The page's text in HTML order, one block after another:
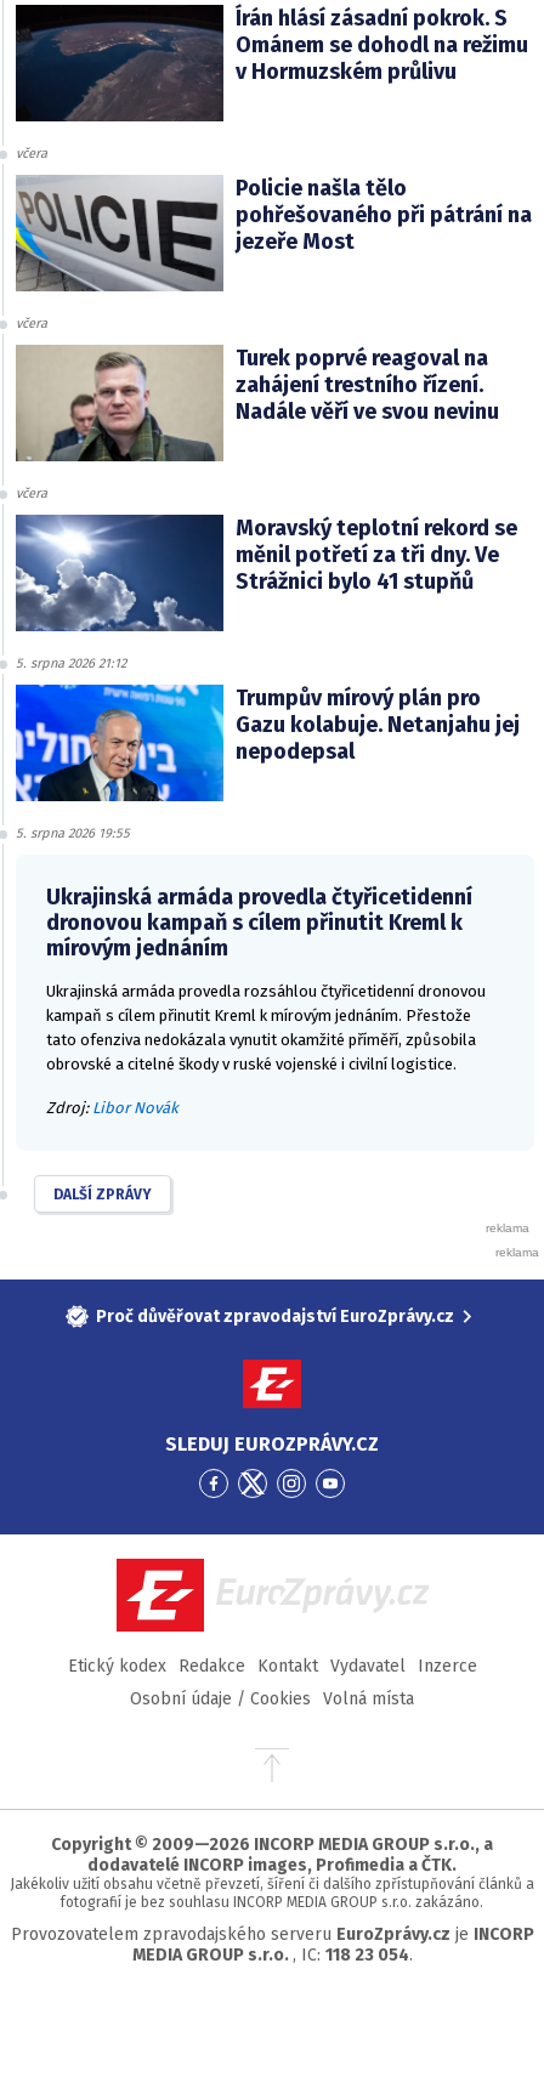
Írán hlásí zásadní pokrok. S
Ománem se dohodl na režimu
v Hormuzském průlivu
včera
Policie našla tělo
pohřešovaného při pátrání na
jezeře Most
včera
Turek poprvé reagoval na
zahájení trestního řízení.
Nadále věří ve svou nevinu
včera
Moravský teplotní rekord se
měnil potřetí za tři dny. Ve
Strážnici bylo 41 stupňů
5. srpna 2026 21:12
Trumpův mírový plán pro
Gazu kolabuje. Netanjahu jej
nepodepsal
5. srpna 2026 19:55
Ukrajinská armáda provedla čtyřicetidenní
dronovou kampaň s cílem přinutit Kreml k
mírovým jednáním
Ukrajinská armáda provedla rozsáhlou čtyřicetidenní dronovou
kampaň s cílem přinutit Kreml k mírovým jednáním. Přestože
tato ofenziva nedokázala vynutit okamžité příměří, způsobila
obrovské a citelné škody v ruské vojenské i civilní logistice.
Zdroj: Libor Novák
DALŠÍ ZPRÁVY
Proč důvěřovat zpravodajství EuroZprávy.cz
SLEDUJ EUROZPRÁVY.CZ
Přejít
Facebook
Přejít
Twitter
Přejít
Instagram
Přejít
YouTube
EuroZprávy.cz
Etický kodex Redakce Kontakt Vydavatel
Inzerce
Osobní údaje / Cookies
Volná místa
Přejít
stránky
Copyright © 2009—2026 INCORP MEDIA GROUP s.r.o., a
dodavatelé INCORP images, Profimedia a ČTK.
Jakékoliv užití obsahu včetně převzetí, šíření či dalšího zpřístupňování článků a
fotografií je bez souhlasu INCORP MEDIA GROUP s.r.o. zakázáno.
Provozovatelem zpravodajského serveru EuroZprávy.cz je INCORP
MEDIA GROUP s.r.o. , IC: 118 23 054.